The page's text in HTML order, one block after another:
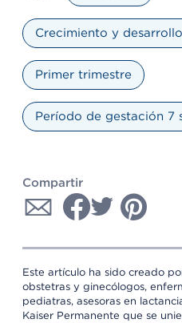
Crecimiento y
Primer trimestre
Período de gestación 7
Compartir
Este artículo ha sido creado
obstetras y ginecólogos,
pediatras, asesoras en
Kaiser Permanente que se